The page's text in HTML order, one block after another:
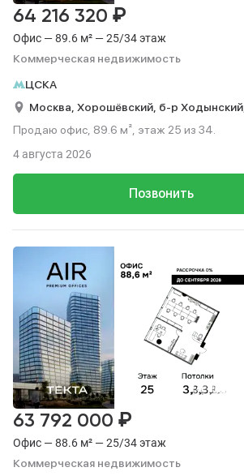
Офис — 89.6 м² — 25/34 этаж
Коммерческая недвижимость
64 216 320 ₽
ЦСКА
Москва, Хорошёвский, б-р Ходынский,
Продаю офис, 89.6 м², этаж 25 из 34.
Позвонить
4 августа 2026
Офис — 88.6 м² — 25/34 этаж
Коммерческая недвижимость
63 792 000 ₽